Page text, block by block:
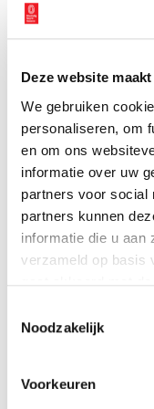
Deze website
We gebruiken
personaliseren, om
en om ons
informatie over uw
partners voor social
partners kunnen
informatie die u aan
verzameld op basis
Noodzakelijk
Voorkeuren
Toen Ericus Verkade
hij niet dat zijn
om de heerlijke
aanvankelijk slechts
zou gauw verandering
chocoladerepen van
misschien nog wel
gemaakt? Om dat uit
de Verkade
Henri Willig: kaas uit
In elke toeristische